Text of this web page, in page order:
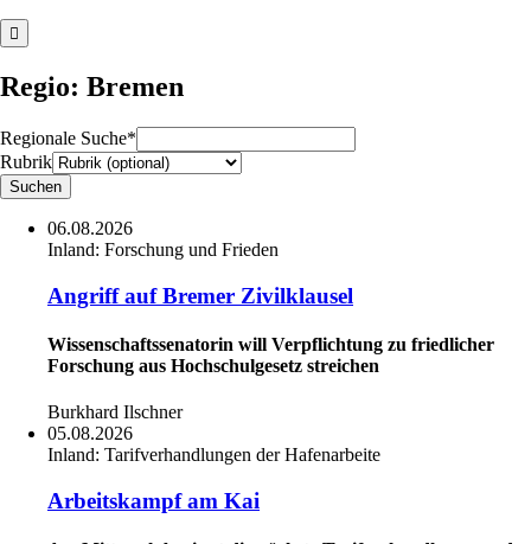
Regio: Bremen
Regionale Suche*
Rubrik
06.08.2026
Inland: Forschung und Frieden
Angriff auf Bremer Zivilklausel
Wissenschaftssenatorin will Verpflichtung zu friedlicher
Forschung aus Hochschulgesetz streichen
Burkhard Ilschner
05.08.2026
Inland: Tarifverhandlungen der Hafenarbeite
Arbeitskampf am Kai